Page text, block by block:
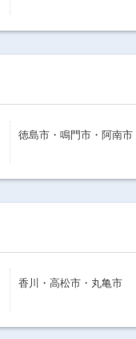
徳島市・鳴門市・阿南市
香川・高松市・丸亀市